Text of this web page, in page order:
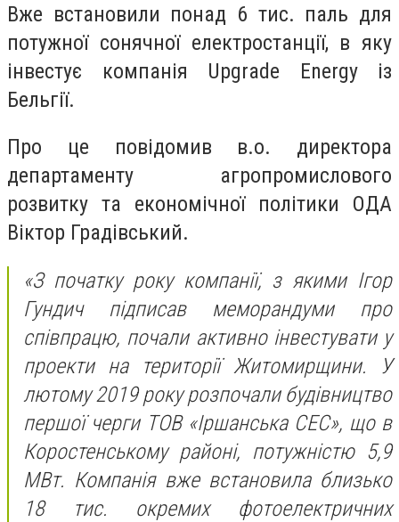
Вже встановили понад 6 тис. паль для
потужної сонячної електростанції, в яку
інвестує компанія Upgrade Energy із
Бельгії.
Про це повідомив в.о. директора
департаменту агропромислового
розвитку та економічної політики ОДА
Віктор Градівський.
«З початку року компанії, з якими Ігор
Гундич підписав меморандуми про
співпрацю, почали активно інвестувати у
проекти на території Житомирщини. У
лютому 2019 року розпочали будівництво
першої черги ТОВ «Іршанська СЕС», що в
Коростенському районі, потужністю 5,9
МВт. Компанія вже встановила близько
18 тис. окремих фотоелектричних